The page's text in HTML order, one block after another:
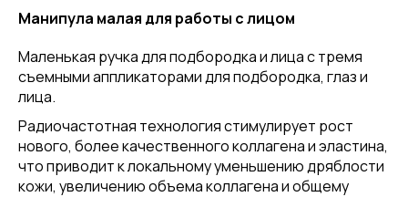
Манипула малая для работы с лицом
Маленькая ручка для подбородка и лица с тремя
съемными аппликаторами для подбородка, глаз и
лица.
Радиочастотная технология стимулирует рост
нового, более качественного коллагена и эластина,
что приводит к локальному уменьшению дряблости
кожи, увеличению объема коллагена и общему